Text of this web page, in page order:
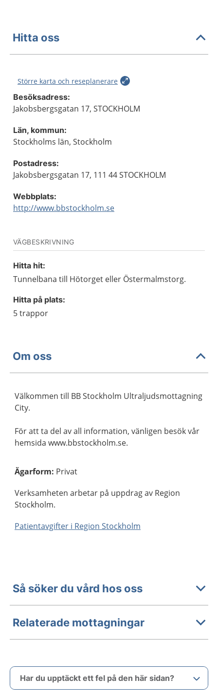
Hitta oss
Större karta och reseplanerare
Besöksadress:
Jakobsbergsgatan 17, STOCKHOLM
Län, kommun:
Stockholms län, Stockholm
Postadress:
Jakobsbergsgatan 17, 111 44 STOCKHOLM
Webbplats:
http://www.bbstockholm.se
VÄGBESKRIVNING
Hitta hit:
Tunnelbana till Hötorget eller Östermalmstorg.
Hitta på plats:
5 trappor
Om oss
Välkommen till BB Stockholm Ultraljudsmottagning
City.
För att ta del av all information, vänligen besök vår
hemsida www.bbstockholm.se.
Ägarform: Privat
Verksamheten arbetar på uppdrag av Region
Stockholm.
Patientavgifter i Region Stockholm
Så söker du vård hos oss
Relaterade mottagningar
Har du upptäckt ett fel på den här sidan?